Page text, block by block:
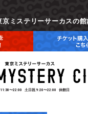
11:30〜22:00 土日祝 9:20〜22:00 休館日